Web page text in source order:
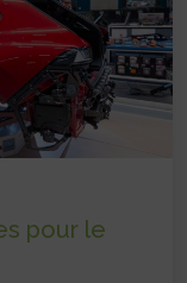
pour le